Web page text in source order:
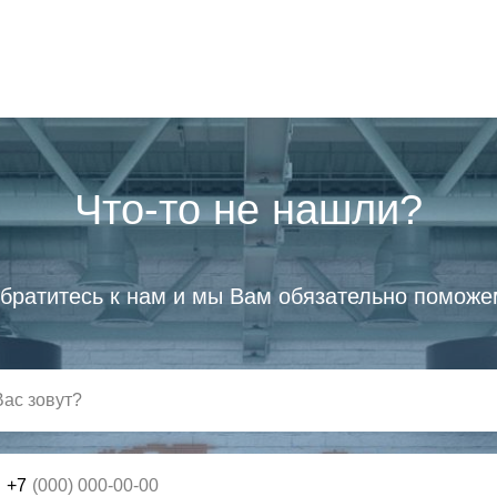
Что-то не нашли?
к нам и мы Вам обязательно
+7